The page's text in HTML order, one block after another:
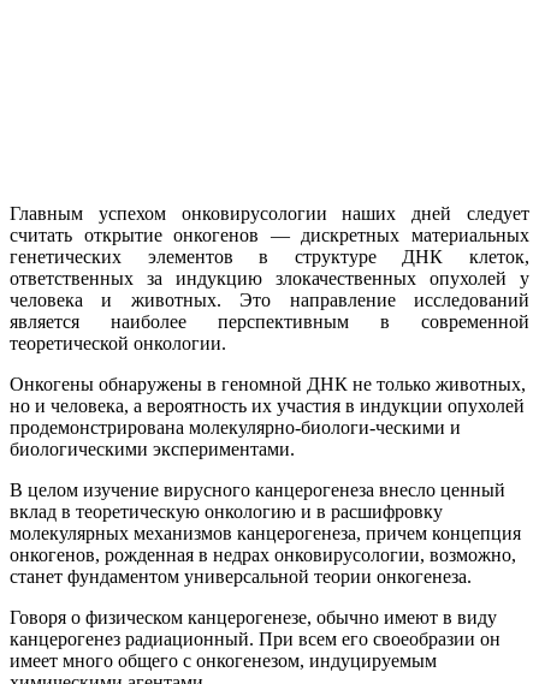
Главным успехом онковирусологии наших дней следует
считать открытие онкогенов — дискретных материальных
генетических элементов в структуре ДНК клеток,
ответственных за индукцию злокачественных опухолей у
человека и животных. Это направление исследований
является наиболее перспективным в современной
теоретической онкологии.
Онкогены обнаружены в геномной ДНК не только животных,
но и человека, а вероятность их участия в индукции опухолей
продемонстрирована молекулярно-биологи-ческими и
биологическими экспериментами.
В целом изучение вирусного канцерогенеза внесло ценный
вклад в теоретическую онкологию и в расшифровку
молекулярных механизмов канцерогенеза, причем концепция
онкогенов, рожденная в недрах онковирусологии, возможно,
станет фундаментом универсальной теории онкогенеза.
Говоря о физическом канцерогенезе, обычно имеют в виду
канцерогенез радиационный. При всем его своеобразии он
имеет много общего с онкогенезом, индуцируемым